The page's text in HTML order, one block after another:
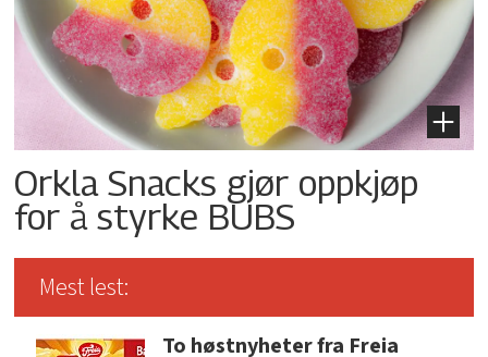
Orkla Snacks gjør oppkjøp
for å styrke BUBS
Mest lest:
To høstnyheter fra Freia